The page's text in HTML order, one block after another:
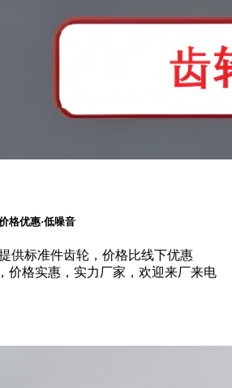
格优惠·低噪音
供标准件齿轮，价格比线下优惠
价格实惠，实力厂家，欢迎来厂来电